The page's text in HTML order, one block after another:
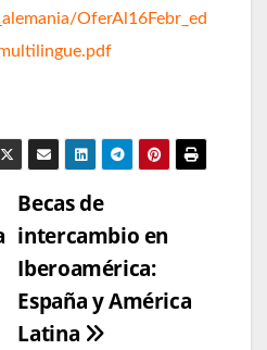
OferAl16Febr_ed
Becas de
intercambio en
Iberoamérica:
España y América
Latina